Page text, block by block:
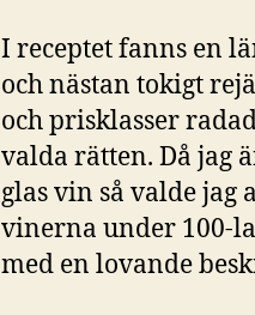
I receptet fanns en
och nästan tokigt
och prisklasser
valda rätten. Då jag
glas vin så valde
vinerna under 100-
med en lovande